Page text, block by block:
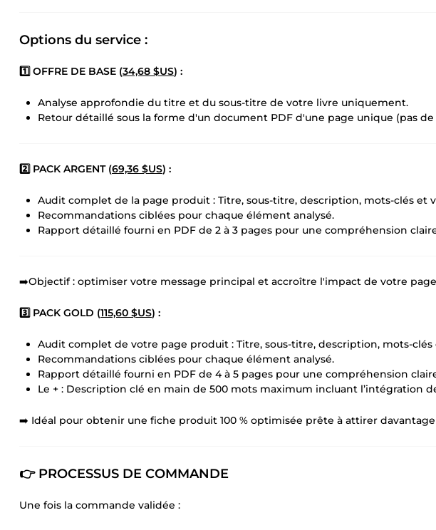
Options du service :
1️⃣ OFFRE DE BASE (34,68 $US) :
Analyse approfondie du titre et du sous-titre de votre livre uniquement.
Retour détaillé sous la forme d'un document PDF d'une page unique (pas
2️⃣ PACK ARGENT (69,36 $US) :
Audit complet de la page produit : Titre, sous-titre, description, mots-clés et
Recommandations ciblées pour chaque élément analysé.
Rapport détaillé fourni en PDF de 2 à 3 pages pour une compréhension
➡️Objectif : optimiser votre message principal et accroître l'impact de votre
3️⃣ PACK GOLD (115,60 $US) :
Audit complet de votre page produit : Titre, sous-titre, description, mots-clés
Recommandations ciblées pour chaque élément analysé.
Rapport détaillé fourni en PDF de 4 à 5 pages pour une compréhension
Le + : Description clé en main de 500 mots maximum incluant l’intégration
➡️ Idéal pour obtenir une fiche produit 100 % optimisée prête à attirer
👉 PROCESSUS DE COMMANDE
Une fois la commande validée :